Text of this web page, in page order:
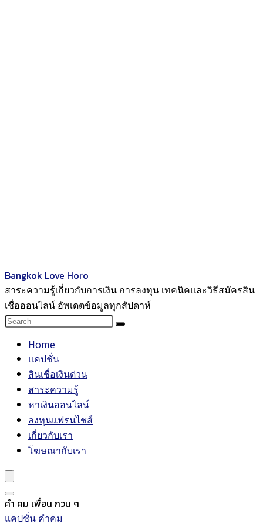
Bangkok Love Horo
สาระความรู้เกี่ยวกับการเงิน การลงทุน เทคนิคและวิธีสมัครสิน
เชื่อออนไลน์ อัพเดตข้อมูลทุกสัปดาห์
Home
แคปชั่น
สินเชื่อเงินด่วน
สาระความรู้
หาเงินออนไลน์
ลงทุนแฟรนไชส์
เกี่ยวกับเรา
โฆษณากับเรา
คํา คม เพื่อน กวน ๆ
แคปชั่น คำคม